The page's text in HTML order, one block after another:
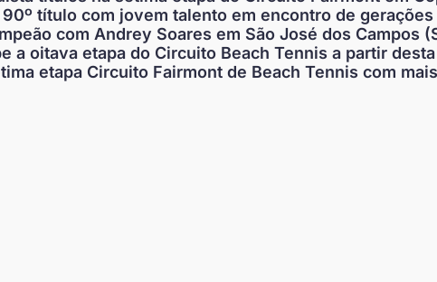
título com jovem talento em encontro de gerações
com Andrey Soares em São José dos Campos
a oitava etapa do Circuito Beach Tennis a partir
etapa Circuito Fairmont de Beach Tennis com